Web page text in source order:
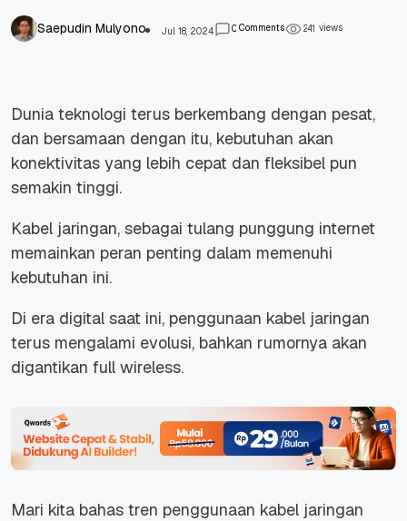
Saepudin Mulyono Jul 18, 2024 0Comments 241 views
Dunia teknologi terus berkembang dengan pesat,
dan bersamaan dengan itu, kebutuhan akan
konektivitas yang lebih cepat dan fleksibel pun
semakin tinggi.
Kabel jaringan, sebagai tulang punggung internet
memainkan peran penting dalam memenuhi
kebutuhan ini.
Di era digital saat ini, penggunaan kabel jaringan
terus mengalami evolusi, bahkan rumornya akan
digantikan full wireless.
Mari kita bahas tren penggunaan kabel jaringan